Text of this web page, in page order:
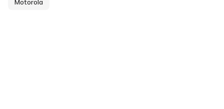
Motorola